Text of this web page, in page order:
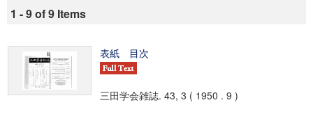
1 - 9 of 9 Items
表紙 目次
三田学会雑誌. 43, 3 ( 1950 . 9 )